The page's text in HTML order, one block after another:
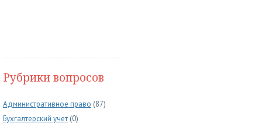
Рубрики вопросов
Административное право (87)
Бухгалтерский учет (0)